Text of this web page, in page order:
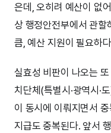
은데, 오히려 예산이 없
상 행정안전부에서 관
큼, 예산 지원이 필요하
실효성 비판이 나오는
치단체(특별시·광역시·
이 동시에 이뤄지면서
지급도 중복된다. 앞서